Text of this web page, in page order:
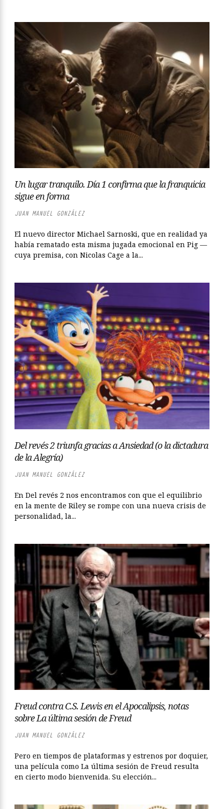
Un lugar tranquilo. Día 1 confirma que la franquicia
sigue en forma
JUAN MANUEL GONZÁLEZ
El nuevo director Michael Sarnoski, que en realidad ya
había rematado esta misma jugada emocional en Pig —
cuya premisa, con Nicolas Cage a la...
Del revés 2 triunfa gracias a Ansiedad (o la dictadura
de la Alegría)
JUAN MANUEL GONZÁLEZ
En Del revés 2 nos encontramos con que el equilibrio
en la mente de Riley se rompe con una nueva crisis de
personalidad, la...
Freud contra C.S. Lewis en el Apocalipsis, notas
sobre La última sesión de Freud
JUAN MANUEL GONZÁLEZ
Pero en tiempos de plataformas y estrenos por doquier,
una película como La última sesión de Freud resulta
en cierto modo bienvenida. Su elección...